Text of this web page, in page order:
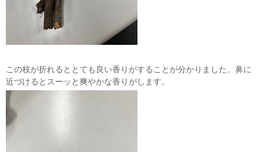
この枝が折れるととても良い香りがすることが分かりました。鼻に
近づけるとスーッと爽やかな香りがします。